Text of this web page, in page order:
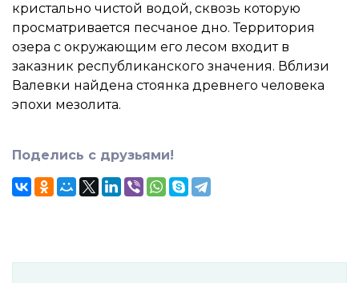
кристально чистой водой, сквозь которую
просматривается песчаное дно. Территория
озера с окружающим его лесом входит в
заказник республиканского значения. Вблизи
Валевки найдена стоянка древнего человека
эпохи мезолита.
Поделись с друзьями!